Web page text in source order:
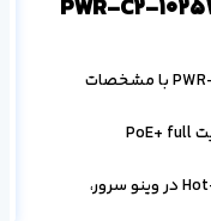
قیمت پاور سوئیچ سیسکو PWR-C2-1025WA با مشخصات
توان خروجی 1025W AC، پشتیبانی از قابلیت PoE+ full